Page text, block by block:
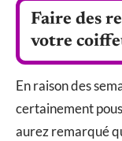
Faire des
votre
En raison des
certainement
aurez remarqué